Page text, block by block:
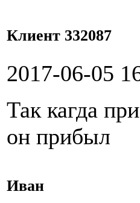
Клиент 332087
2017-06-05
Так кагда
он прибыл
Иван